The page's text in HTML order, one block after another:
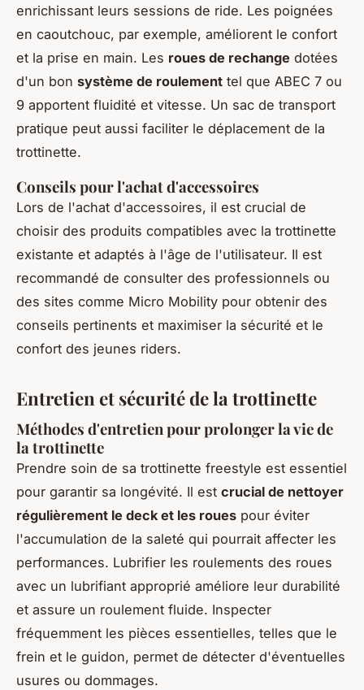
enrichissant leurs sessions de ride. Les poignées
en caoutchouc, par exemple, améliorent le confort
et la prise en main. Les roues de rechange dotées
d'un bon système de roulement tel que ABEC 7 ou
9 apportent fluidité et vitesse. Un sac de transport
pratique peut aussi faciliter le déplacement de la
trottinette.
Conseils pour l'achat d'accessoires
Lors de l'achat d'accessoires, il est crucial de
choisir des produits compatibles avec la trottinette
existante et adaptés à l'âge de l'utilisateur. Il est
recommandé de consulter des professionnels ou
des sites comme Micro Mobility pour obtenir des
conseils pertinents et maximiser la sécurité et le
confort des jeunes riders.
Entretien et sécurité de la trottinette
Méthodes d'entretien pour prolonger la vie de
la trottinette
Prendre soin de sa trottinette freestyle est essentiel
pour garantir sa longévité. Il est crucial de nettoyer
régulièrement le deck et les roues pour éviter
l'accumulation de la saleté qui pourrait affecter les
performances. Lubrifier les roulements des roues
avec un lubrifiant approprié améliore leur durabilité
et assure un roulement fluide. Inspecter
fréquemment les pièces essentielles, telles que le
frein et le guidon, permet de détecter d'éventuelles
usures ou dommages.